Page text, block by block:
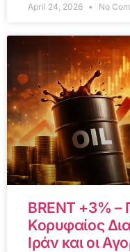
April 24, 2026 No
BRENT +3% –
Κορυφαίος
Ιράν και οι